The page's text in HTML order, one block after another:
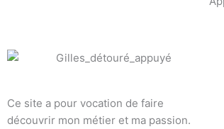
Ce site a pour vocation de faire
découvrir mon métier et ma passion.